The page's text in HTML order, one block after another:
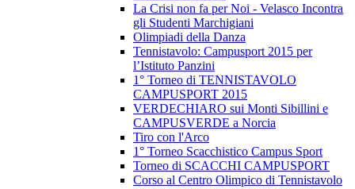
La Crisi non fa per Noi - Velasco Incontra
gli Studenti Marchigiani
Olimpiadi della Danza
Tennistavolo: Campusport 2015 per
l’Istituto Panzini
1° Torneo di TENNISTAVOLO
CAMPUSPORT 2015
VERDECHIARO sui Monti Sibillini e
CAMPUSVERDE a Norcia
Tiro con l'Arco
1° Torneo Scacchistico Campus Sport
Torneo di SCACCHI CAMPUSPORT
Corso al Centro Olimpico di Tennistavolo